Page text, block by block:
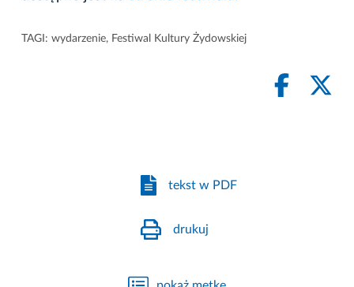
TAGI: wydarzenie, Festiwal Kultury Żydowskiej
tekst w PDF
drukuj